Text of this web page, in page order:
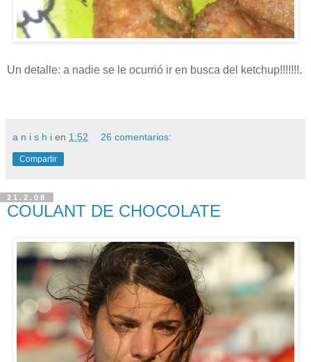
Un detalle: a nadie se le ocurrió ir en busca del ketchup!!!!!!!.
a n i s h i en 1:52 26 comentarios:
Compartir
21.2.08
COULANT DE CHOCOLATE